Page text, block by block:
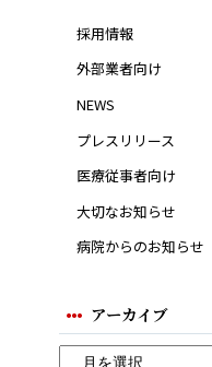
採用情報
外部業者向け
NEWS
プレスリリース
医療従事者向け
大切なお知らせ
病院からのお知らせ
アーカイブ